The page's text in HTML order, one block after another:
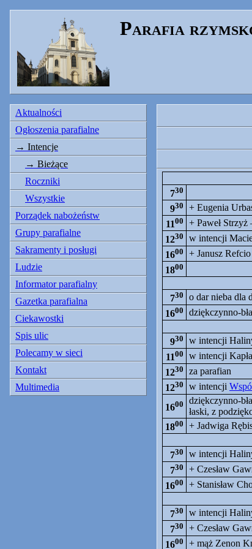
Parafia
Aktualności
Ogłoszenia parafialne
Intencje
Bieżące
Roczniki
Wszystkie
Porządek nabożeństw
Grupy parafialne
Sakramenty i posługi
Ludzie
Informator parafialny
Gazetka parafialna
Ciekawostki
Spis ulic
Polecamy w sieci
Kontakt
Multimedia
730
930
+ Eugenia
1100
+ Paweł Strzyż
1230
w intencji
1600
+ Janusz
1800
730
o dar nieba dla
1600
dziękczynno-
930
w intencji
1100
w intencji
1230
za parafian
1230 w intencji
1600
dziękczynno-
łaski, z
1800
+ Jadwiga
730
w intencji
730
+ Czesław
1600
+ Stanisław
730
w intencji
730
+ Czesław
1600 + mąż Zenon